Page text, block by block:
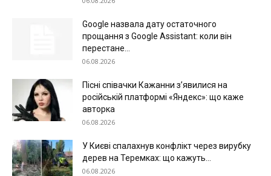
Меню
Київ
Google назвала дату остаточного
прощання з Google Assistant: коли він
перестане...
06.08.2026
Пісні співачки Кажанни зʼявилися на
російській платформі «Яндекс»: що каже
авторка
06.08.2026
У Києві спалахнув конфлікт через вирубку
дерев на Теремках: що кажуть...
06.08.2026